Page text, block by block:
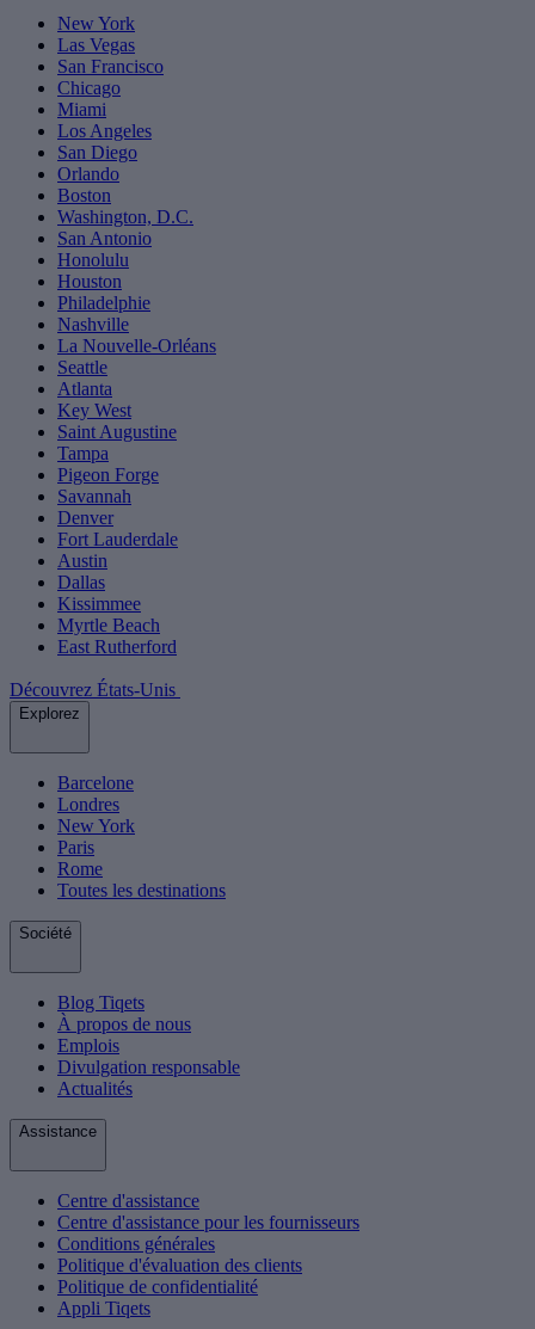
New York
Las Vegas
San Francisco
Chicago
Miami
Los Angeles
San Diego
Orlando
Boston
Washington, D.C.
San Antonio
Honolulu
Houston
Philadelphie
Nashville
La Nouvelle-Orléans
Seattle
Atlanta
Key West
Saint Augustine
Tampa
Pigeon Forge
Savannah
Denver
Fort Lauderdale
Austin
Dallas
Kissimmee
Myrtle Beach
East Rutherford
Découvrez États-Unis
Explorez
Barcelone
Londres
New York
Paris
Rome
Toutes les destinations
Société
Blog Tiqets
À propos de nous
Emplois
Divulgation responsable
Actualités
Assistance
Centre d'assistance
Centre d'assistance pour les fournisseurs
Conditions générales
Politique d'évaluation des clients
Politique de confidentialité
Appli Tiqets